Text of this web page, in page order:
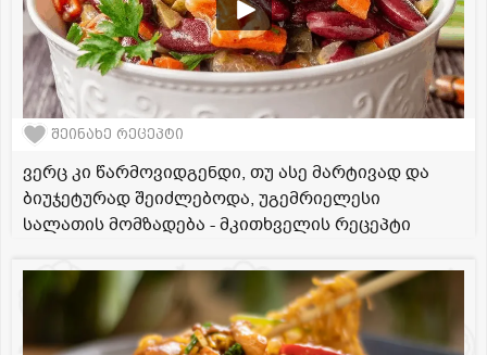
შეინახე რეცეპტი
ვერც კი წარმოვიდგენდი, თუ ასე მარტივად და
ბიუჯეტურად შეიძლებოდა, უგემრიელესი
სალათის მომზადება - მკითხველის რეცეპტი